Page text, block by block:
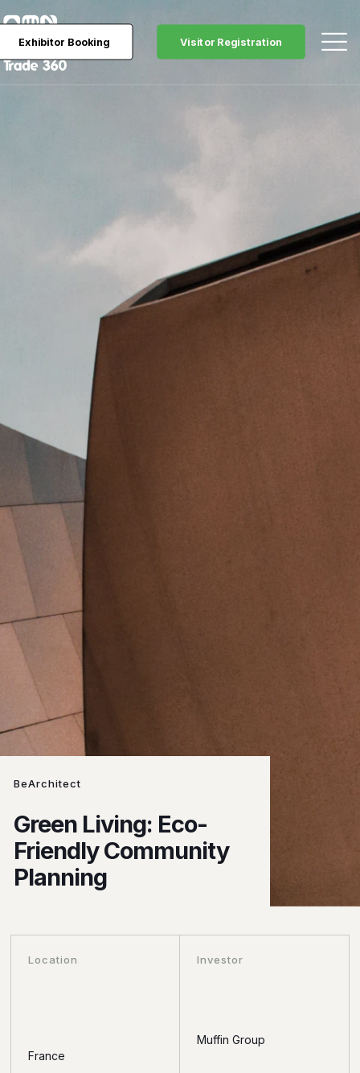
Exhibitor Booking Visitor Registration
BeArchitect
Green Living: Eco-
Friendly Community
Planning
Location
France
Investor
Muffin Group